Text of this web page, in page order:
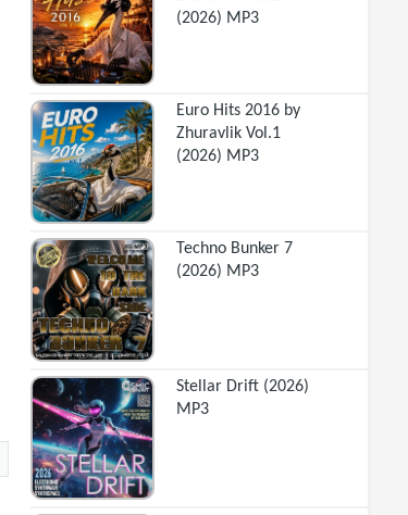
(2026) MP3
Euro Hits 2016 by
Zhuravlik Vol.1
(2026) MP3
Techno Bunker 7
(2026) MP3
Stellar Drift (2026)
MP3